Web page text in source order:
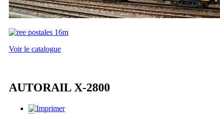
Voir le catalogue
AUTORAIL X-2800